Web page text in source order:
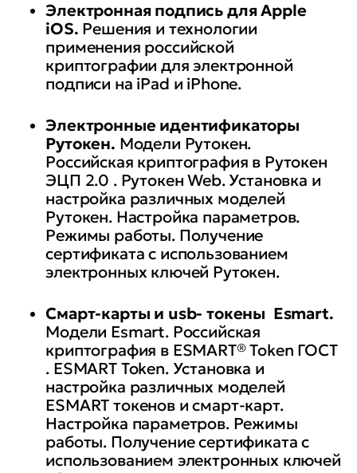
Электронная подпись для Apple
iOS. Решения и технологии
применения российской
криптографии для электронной
подписи на iPad и iPhone.
Электронные идентификаторы
Рутокен. Модели Рутокен.
Российская криптография в Рутокен
ЭЦП 2.0 . Рутокен Web. Установка и
настройка различных моделей
Рутокен. Настройка параметров.
Режимы работы. Получение
сертификата с использованием
электронных ключей Рутокен.
Смарт-карты и usb- токены Esmart.
Модели Esmart. Российская
криптография в ESMART® Token ГОСТ
. ESMART Token. Установка и
настройка различных моделей
ESMART токенов и смарт-карт.
Настройка параметров. Режимы
работы. Получение сертификата с
использованием электронных ключей